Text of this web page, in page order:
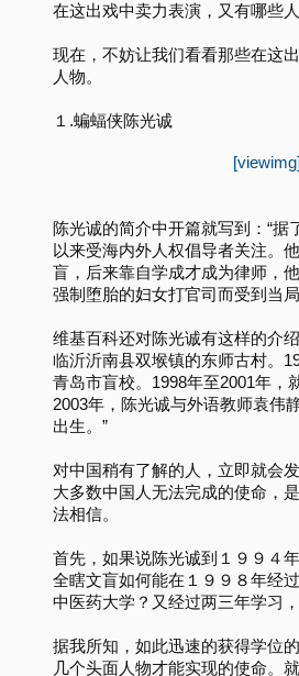
在这出戏中卖力表演，又有哪些
现在，不妨让我们看看那些在这
人物。
１.蝙蝠侠陈光诚
陈光诚的简介中开篇就写到：“据
以来受海内外人权倡导者关注。
盲，后来靠自学成才成为律师，
强制堕胎的妇女打官司而受到当
维基百科还对陈光诚有这样的介
临沂沂南县双堠镇的东师古村。
青岛市盲校。1998年至2001年，
2003年，陈光诚与外语教师袁伟
出生。”
对中国稍有了解的人，立即就会
大多数中国人无法完成的使命，
法相信。
首先，如果说陈光诚到１９９４
全瞎文盲如何能在１９９８年经
中医药大学？又经过两三年学习
据我所知，如此迅速的获得学位
几个头面人物才能实现的使命。